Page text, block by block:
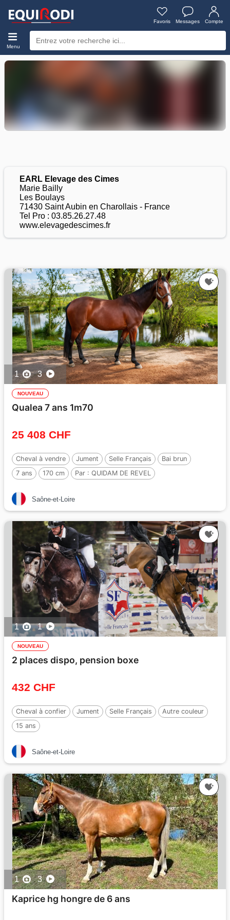
Favoris Messages Compte
Menu
EARL Elevage des Cimes
Marie Bailly
Les Boulays
71430 Saint Aubin en Charollais - France
Tel Pro : 03.85.26.27.48
www.elevagedescimes.fr
1 3
NOUVEAU
Qualea 7 ans 1m70
25 408 CHF
Cheval à vendre Jument Selle Français
Bai brun
7 ans
170 cm Par : QUIDAM DE REVEL
Saône-et-Loire
1 1
NOUVEAU
2 places dispo, pension boxe
432 CHF
Cheval à confier Jument Selle Français
Autre couleur
15 ans
Saône-et-Loire
1 3
Kaprice hg hongre de 6 ans